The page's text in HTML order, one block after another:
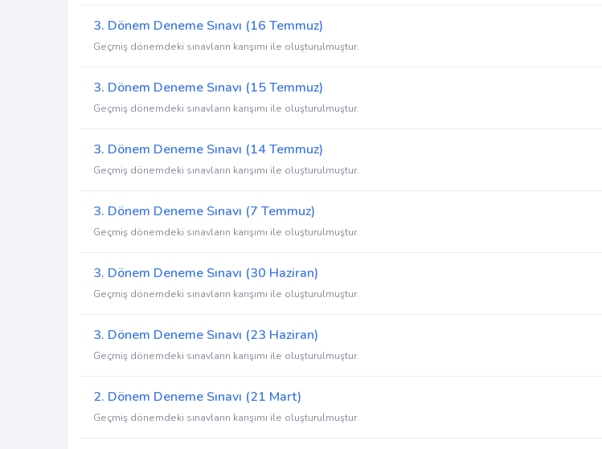
3. Dönem Deneme Sınavı (16 Temmuz)
Geçmiş dönemdeki sınavların karışımı ile oluşturulmuştur.
3. Dönem Deneme Sınavı (15 Temmuz)
Geçmiş dönemdeki sınavların karışımı ile oluşturulmuştur.
3. Dönem Deneme Sınavı (14 Temmuz)
Geçmiş dönemdeki sınavların karışımı ile oluşturulmuştur.
3. Dönem Deneme Sınavı (7 Temmuz)
Geçmiş dönemdeki sınavların karışımı ile oluşturulmuştur.
3. Dönem Deneme Sınavı (30 Haziran)
Geçmiş dönemdeki sınavların karışımı ile oluşturulmuştur.
3. Dönem Deneme Sınavı (23 Haziran)
Geçmiş dönemdeki sınavların karışımı ile oluşturulmuştur.
2. Dönem Deneme Sınavı (21 Mart)
Geçmiş dönemdeki sınavların karışımı ile oluşturulmuştur.